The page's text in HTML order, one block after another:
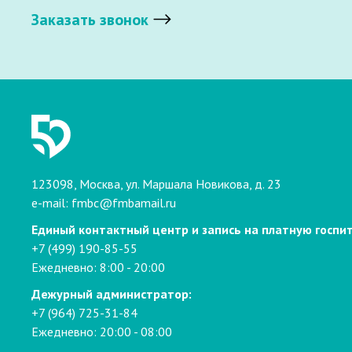
Заказать звонок
123098, Москва, ул. Маршала Новикова, д. 23
e-mail: fmbc@fmbamail.ru
Единый контактный центр и запись на платную
+7 (499) 190-85-55
Ежедневно: 8:00 - 20:00
Дежурный администратор:
+7 (964) 725-31-84
Ежедневно: 20:00 - 08:00